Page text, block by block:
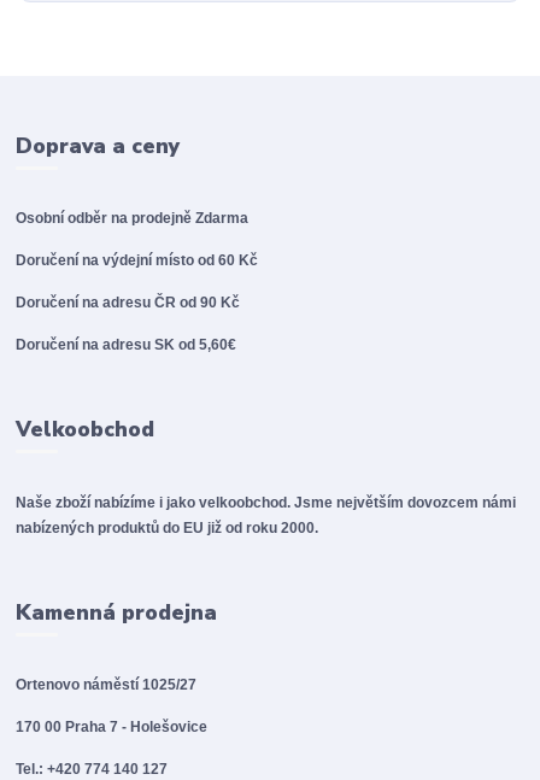
Doprava a ceny
Osobní odběr na prodejněZdarma
Doručení na výdejní místo od 60 Kč
Doručení na adresu ČR od 90 Kč
Doručení na adresu SK od 5,60€
Velkoobchod
Naše zboží nabízíme i jako velkoobchod. Jsme největším dovozcem námi
nabízených produktů do EU již od roku 2000.
Kamenná prodejna
Ortenovo náměstí 1025/27
170 00 Praha 7 - Holešovice
Tel.: +420 774 140 127